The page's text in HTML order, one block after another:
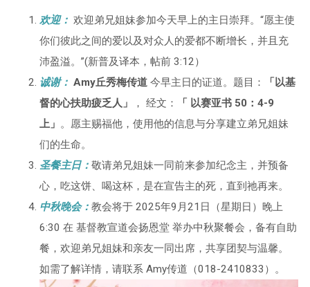
欢迎： 欢迎弟兄姐妹参加今天早上的主日崇拜。“愿主使
你们彼此之间的爱以及对众人的爱都不断增长，并且充
沛盈溢。”(新普及译本，帖前 3:12）
诚谢： Amy丘秀梅传道 今早主日的证道。题目：
「以基
督的心扶助疲乏人」
， 经文：
「 以赛亚书 50：4-9
上」 。愿主赐福他，使用他的信息与分享建立弟兄姐妹
们的生命。
圣餐主日： 敬请弟兄姐妹一同前来参加纪念主，并预备
心，吃这饼、喝这杯，是在宣告主的死，直到祂再来。
中秋晚会： 教会将于 2025年9月21日（星期日）晚上
6:30 在 基督教宣道会扬恩堂 举办中秋聚餐会，备有自助
餐，欢迎弟兄姐妹和亲友一同出席，共享团契与温馨。
如需了解详情，请联系 Amy传道（018-2410833）。